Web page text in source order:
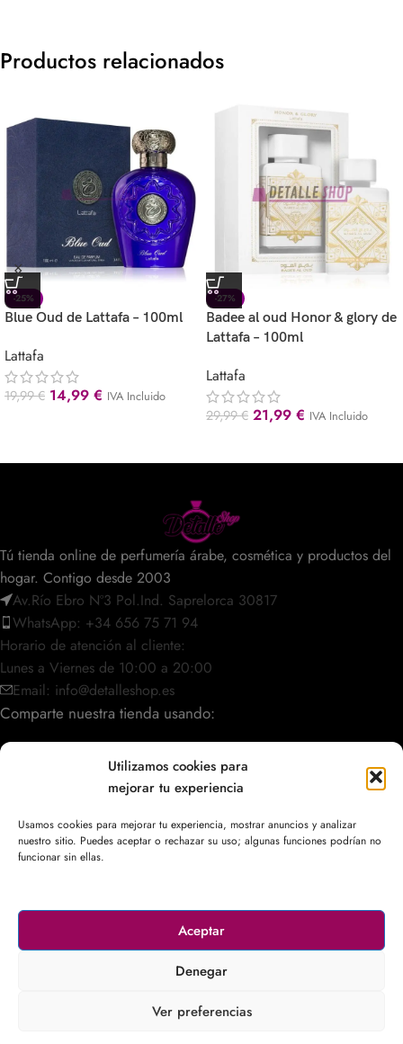
Utilizamos cookies para
mejorar tu experiencia
Usamos cookies para mejorar tu experiencia, mostrar anuncios y analizar
nuestro sitio. Puedes aceptar o rechazar su uso; algunas funciones podrían no
funcionar sin ellas.
Aceptar
Denegar
Ver preferencias
Productos relacionados
-25%
Blue Oud de Lattafa – 100ml
Lattafa
19,99€ 14,99 € IVA Incluido
-27%
Badee al oud Honor & glory de
Lattafa – 100ml
Lattafa
29,99€ 21,99 € IVA Incluido
Tú tienda online de perfumería árabe, cosmética y productos del
hogar. Contigo desde 2003
Av.Río Ebro Nº3 Pol.Ind. Saprelorca 30817
WhatsApp: +34 656 75 71 94
Horario de atención al cliente:
Lunes a Viernes de 10:00 a 20:00
Email: info@detalleshop.es
Comparte nuestra tienda usando:
POLÍTICAS / INFORMACIÓN
ACCESO RÁPIDO
© 2003–2026DetalleShop. Todos los derechos reservados.